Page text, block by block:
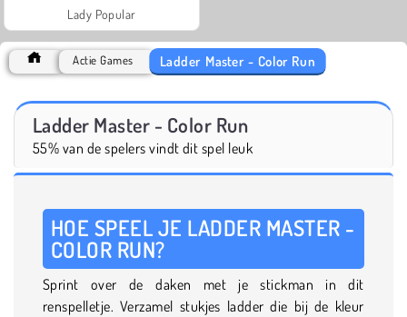
Lady Popular
Actie Games Ladder Master - Color Run
Ladder Master - Color Run
55% van de spelers vindt dit spel leuk
HOE SPEEL JE LADDER MASTER -
COLOR RUN?
Sprint over de daken met je stickman in dit
renspelletje. Verzamel stukjes ladder die bij de kleur